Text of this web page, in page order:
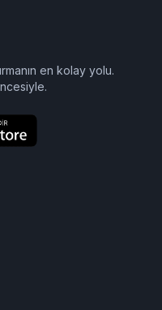
en kolay yolu.